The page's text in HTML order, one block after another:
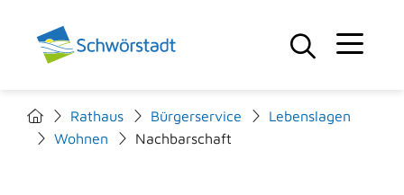
Rathaus Bürgerservice
Lebenslagen
Wohnen
Nachbarschaft